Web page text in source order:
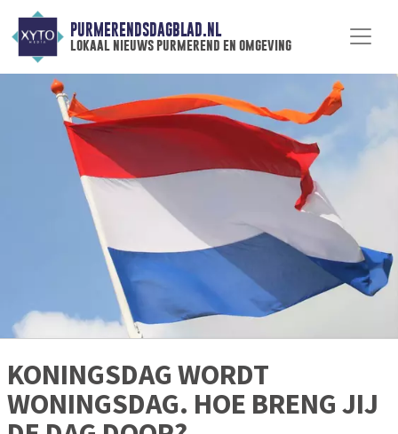
PURMERENDSDAGBLAD.NL
lokaal nieuws purmerend en omgeving
KONINGSDAG WORDT
WONINGSDAG. HOE BRENG JIJ